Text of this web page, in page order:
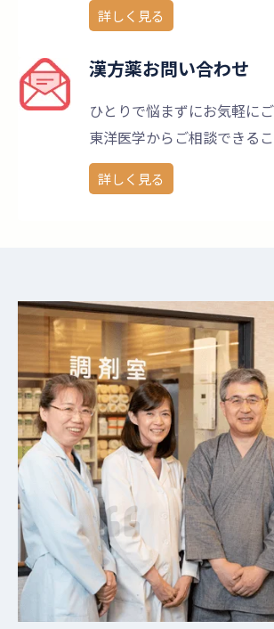
詳しく見る
漢方薬お問い合わせ
ひとりで悩まずにお気軽に
東洋医学からご相談できるこ
詳しく見る